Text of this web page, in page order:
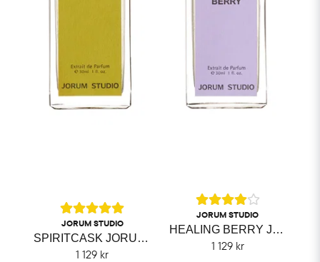
JORUM STUDIO
SPIRITCASK JORUM STUDIO
1 129 kr
JORUM STUDIO
HEALING BERRY JORUM STUDIO
1 129 kr